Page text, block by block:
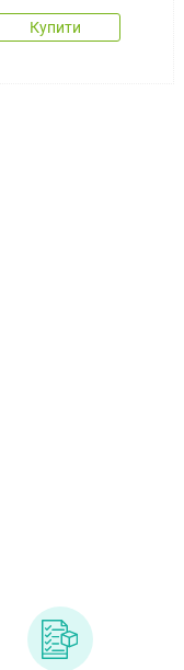
Купити